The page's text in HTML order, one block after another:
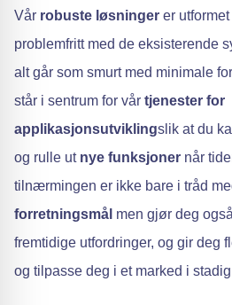
Vår robuste løsninger er
problemfritt med de eksisterende
alt går som smurt med minimale
står i sentrum for vår tjenester for
applikasjonsutviklingslik at du
og rulle ut nye funksjoner når
tilnærmingen er ikke bare i tråd
forretningsmål men gjør deg
fremtidige utfordringer, og gir deg
og tilpasse deg i et marked i